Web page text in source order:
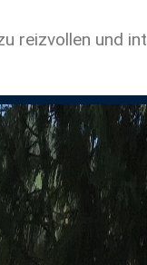
reizvollen und